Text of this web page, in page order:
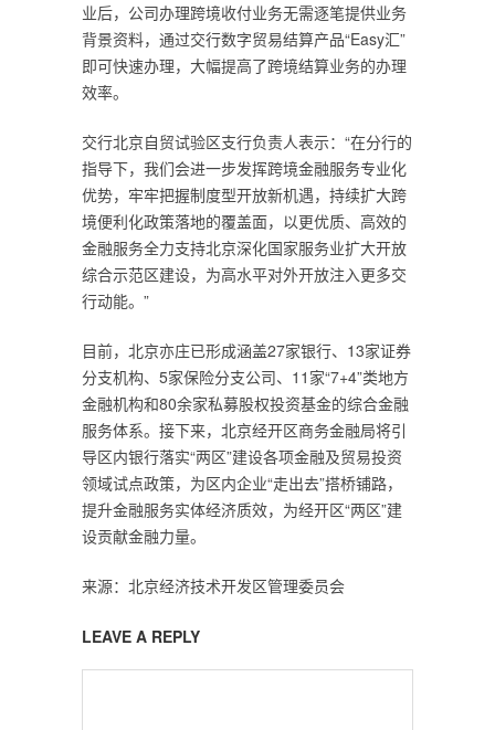
业后，公司办理跨境收付业务无需逐笔提供业务
背景资料，通过交行数字贸易结算产品“Easy汇”
即可快速办理，大幅提高了跨境结算业务的办理
效率。
交行北京自贸试验区支行负责人表示：“在分行的
指导下，我们会进一步发挥跨境金融服务专业化
优势，牢牢把握制度型开放新机遇，持续扩大跨
境便利化政策落地的覆盖面，以更优质、高效的
金融服务全力支持北京深化国家服务业扩大开放
综合示范区建设，为高水平对外开放注入更多交
行动能。”
目前，北京亦庄已形成涵盖27家银行、13家证券
分支机构、5家保险分支公司、11家“7+4”类地方
金融机构和80余家私募股权投资基金的综合金融
服务体系。接下来，北京经开区商务金融局将引
导区内银行落实“两区”建设各项金融及贸易投资
领域试点政策，为区内企业“走出去”搭桥铺路，
提升金融服务实体经济质效，为经开区“两区”建
设贡献金融力量。
来源：北京经济技术开发区管理委员会
LEAVE A REPLY